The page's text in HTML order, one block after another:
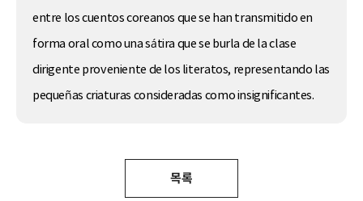
entre los cuentos coreanos que se han transmitido en
forma oral como una sátira que se burla de la clase
dirigente proveniente de los literatos, representando las
pequeñas criaturas consideradas como insignificantes.
목록